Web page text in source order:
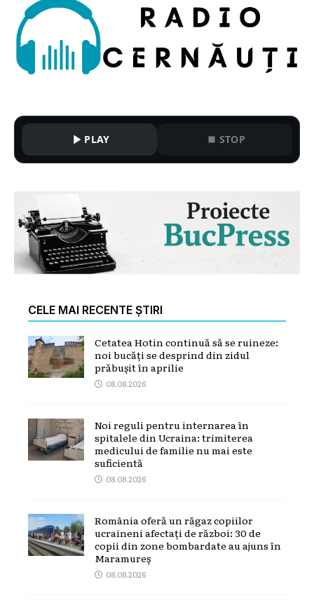
PLAY STOP
CELE MAI RECENTE ȘTIRI
Cetatea Hotin continuă să se ruineze:
noi bucăți se desprind din zidul
prăbușit în aprilie
08.08.2026
Noi reguli pentru internarea în
spitalele din Ucraina: trimiterea
medicului de familie nu mai este
suficientă
08.08.2026
România oferă un răgaz copiilor
ucraineni afectați de război: 30 de
copii din zone bombardate au ajuns în
Maramureș
08.08.2026